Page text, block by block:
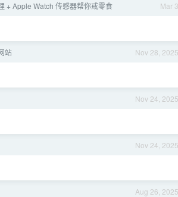
Mar 3
+ Apple Watch 传感器帮你戒零食
Nov 28, 2025
站
Nov 24, 2025
Nov 24, 2025
Aug 26, 2025